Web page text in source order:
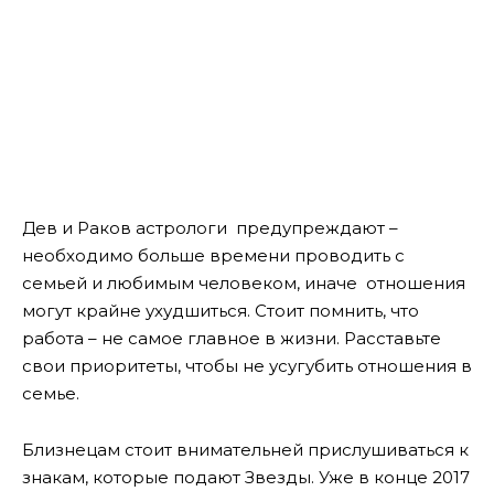
Дев и Раков астрологи предупреждают –
необходимо больше времени проводить с
семьей и любимым человеком, иначе отношения
могут крайне ухудшиться. Стоит помнить, что
работа – не самое главное в жизни. Расставьте
свои приоритеты, чтобы не усугубить отношения в
семье.
Близнецам стоит внимательней прислушиваться к
знакам, которые подают Звезды. Уже в конце 2017